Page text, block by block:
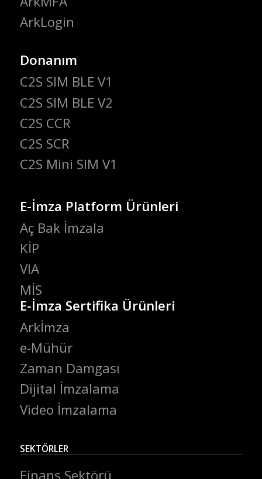
ArkLogin
Donanım
C2S SIM BLE V1
C2S SIM BLE V2
C2S CCR
C2S SCR
C2S Mini SIM V1
E-İmza Platform Ürünleri
Aç Bak İmzala
KİP
VIA
MİS
E-İmza Sertifika Ürünleri
Arkİmza
e-Mühür
Zaman Damgası
Dijital İmzalama
Video İmzalama
SEKTÖRLER
Finans Sektörü